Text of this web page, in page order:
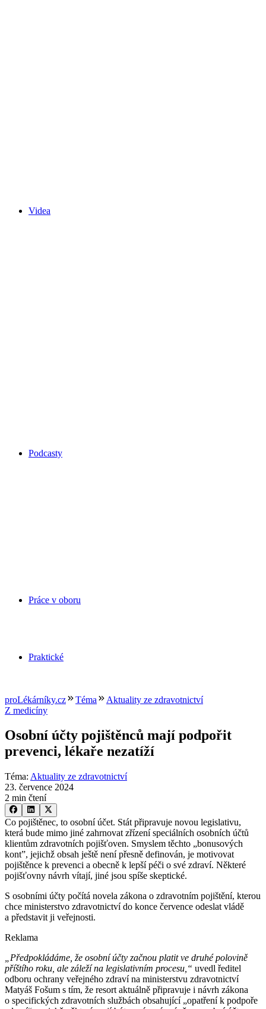
Videa
Podcasty
Práce v oboru
Praktické
proLékárníky.cz Téma
Aktuality ze zdravotnictví
Z medicíny
Osobní účty pojištěnců mají podpořit
prevenci, lékaře nezatíží
Téma: Aktuality ze zdravotnictví
23. července 2024
2 min čtení
Co pojištěnec, to osobní účet. Stát připravuje novou legislativu,
která bude mimo jiné zahrnovat zřízení speciálních osobních účtů
klientům zdravotních pojišťoven. Smyslem těchto „bonusových
kont”, jejichž obsah ještě není přesně definován, je motivovat
pojištěnce k prevenci a obecně k lepší péči o své zdraví. Některé
pojišťovny návrh vítají, jiné jsou spíše skeptické.
S osobními účty počítá novela zákona o zdravotním pojištění, kterou
chce ministerstvo zdravotnictví do konce července odeslat vládě
a představit ji veřejnosti.
Reklama
„Předpokládáme, že osobní účty začnou platit ve druhé polovině
příštího roku, ale záleží na legislativním procesu,“ uvedl ředitel
odboru ochrany veřejného zdraví na ministerstvu zdravotnictví
Matyáš Fošum s tím, že resort aktuálně připravuje i návrh zákona
o specifických zdravotních službách obsahující „opatření k podpoře